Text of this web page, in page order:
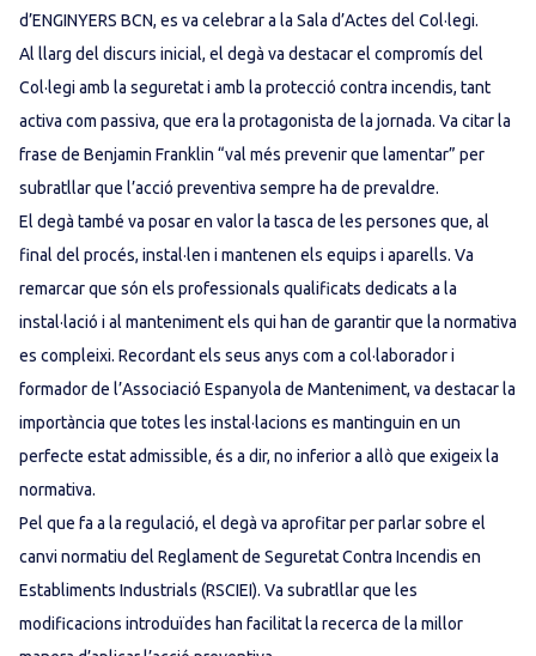
d’ENGINYERS BCN, es va celebrar a la Sala d’Actes del Col·legi.
Al llarg del discurs inicial, el degà va destacar el compromís del
Col·legi amb la seguretat i amb la protecció contra incendis, tant
activa com passiva, que era la protagonista de la jornada. Va citar la
frase de Benjamin Franklin “val més prevenir que lamentar” per
subratllar que l’acció preventiva sempre ha de prevaldre.
El degà també va posar en valor la tasca de les persones que, al
final del procés, instal·len i mantenen els equips i aparells. Va
remarcar que són els professionals qualificats dedicats a la
instal·lació i al manteniment els qui han de garantir que la normativa
es compleixi. Recordant els seus anys com a col·laborador i
formador de l’Associació Espanyola de Manteniment, va destacar la
importància que totes les instal·lacions es mantinguin en un
perfecte estat admissible, és a dir, no inferior a allò que exigeix la
normativa.
Pel que fa a la regulació, el degà va aprofitar per parlar sobre el
canvi normatiu del Reglament de Seguretat Contra Incendis en
Establiments Industrials (RSCIEI). Va subratllar que les
modificacions introduïdes han facilitat la recerca de la millor